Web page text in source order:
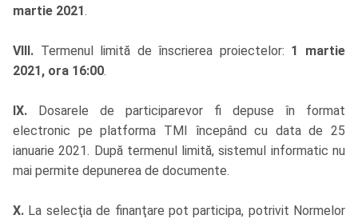
martie 2021.
VIII. Termenul limită de înscrierea proiectelor: 1 martie
2021, ora 16:00.
IX. Dosarele de participarevor fi depuse în format
electronic pe platforma TMI începând cu data de 25
ianuarie 2021. După termenul limită, sistemul informatic nu
mai permite depunerea de documente.
X. La selecţia de finanţare pot participa, potrivit Normelor